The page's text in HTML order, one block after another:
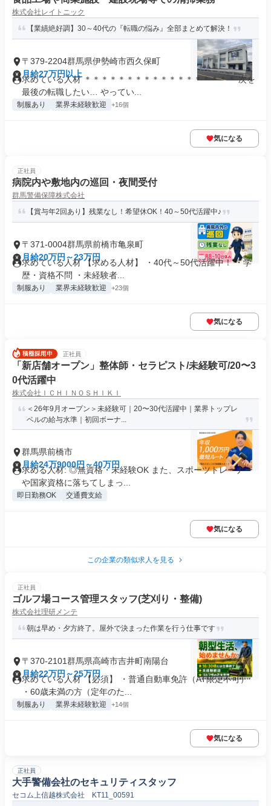
株式会社レイトニック
【業績絶好調】30～40代の『転職の悩み』全部まとめて解決！
〒379-2204群馬県伊勢崎市西久保町
月給27万円以上
求めている人材 ＊＊＊＊＊＊＊＊＊＊＊＊＊＊＊＊＊＊ 次を
最後の転職したい… やってい...
制服あり 業界未経験歓迎 +16個
気になる
正社員
病院内や敷地内の巡回・夜間受付
群馬警備保障株式会社
【賞与年2回あり】残業なし！希望休OK！40～50代活躍中♪
〒371-0004群馬県前橋市亀泉町
月給20万円～23万円
求めている人材 【求める人材】 ・40代～50代活躍中！ ・学
歴・資格不問 ・未経験者...
制服あり 業界未経験歓迎 +23個
気になる
正社員
「新店舗オープン」整体師・セラピスト/未経験可/20〜3
0代活躍中
株式会社ＩＣＨＩＮＯＳＨＩＫＩ
＜26年9月オープン＞未経験可｜20〜30代活躍中｜業界トップレ
ベルの給与水準｜初回ボーナ...
群馬県前橋市
月給24万9000円～40万円
求める人材: ◎無資格・未経験OK また、スポーツトレーナー
や国家資格に落ちてしまっ...
即日勤務OK 交通費支給
気になる
この企業の類似求人を見る
正社員
ゴルフ場コース管理スタッフ(芝刈り・整備)
株式会社理研メンテ
朝は早め・夕方終了。屋外で決まった作業を行う仕事です
〒370-2101群馬県高崎市吉井町南陽台
月給22万円～25万円
求めている人材 【必須】 ・普通自動車免許（AT限定不可）
・60歳未満の方（定年のた...
制服あり 業界未経験歓迎 +14個
気になる
正社員
大手警備会社のセキュリティスタッフ
セコム上信越株式会社 KT11_00591